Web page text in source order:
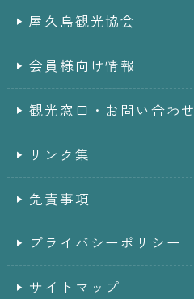
屋久島観光協会
会員様向け情報
観光窓口・お問い合わせ
リンク集
免責事項
プライバシーポリシー
サイトマップ